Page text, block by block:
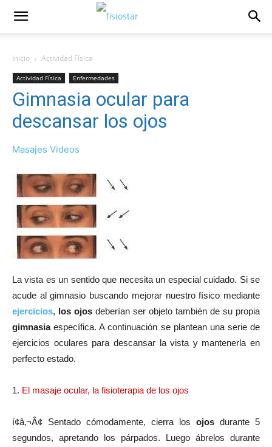
Inicio Actividad Fí­sica
Actividad Fí­sica Enfermedades
Gimnasia ocular para
descansar los ojos
Masajes Videos
La vista es un sentido que necesita un especial cuidado. Si se
acude al gimnasio buscando mejorar nuestro fí­sico mediante
ejercicios, los ojos deberí­an ser objeto también de su propia
gimnasiaespecí­fica. A continuación se plantean una serie de
ejercicios oculares para descansar la vista y mantenerla en
perfecto estado.
1. El masaje ocular, la fisioterapia de los ojos
í¢â‚¬Â¢ Sentado cómodamente, cierra los ojos durante 5
segundos, apretando los párpados. Luego ábrelos durante